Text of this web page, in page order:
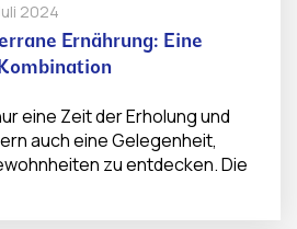
2024
Ernährung: Eine
eine Zeit der Erholung und
auch eine Gelegenheit,
zu entdecken. Die